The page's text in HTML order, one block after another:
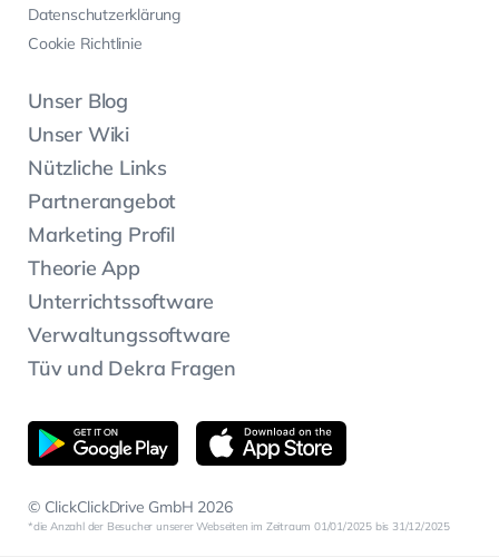
© ClickClickDrive GmbH 2026
die Anzahl der Besucher unserer Webseiten im Zeitraum 01/01/2025 bis 31/12/2025
Datenschutzerklärung
Cookie Richtlinie
Unser Blog
Unser Wiki
Nützliche Links
Partnerangebot
Marketing Profil
Theorie App
Unterrichtssoftware
Verwaltungssoftware
Tüv und Dekra Fragen